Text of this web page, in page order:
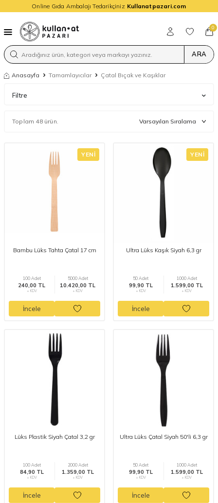
Online Gıda Ambalajı Tedarikçiniz Kullanatpazari.com
ARA
0
Anasayfa Tamamlayıcılar Çatal Bıçak ve Kaşıklar
Filtre
Toplam 48 ürün.
YENI
Bambu Lüks Tahta Çatal 17 cm
100 Adet
240,00 TL
+ KDV
5000 Adet
10.420,00 TL
+ KDV
İncele
YENI
Ultra Lüks Kaşık Siyah 6,3 gr
50 Adet
99,90 TL
+ KDV
1000 Adet
1.599,00 TL
+ KDV
İncele
Lüks Plastik Siyah Çatal 3,2 gr
100 Adet
84,90 TL
+ KDV
2000 Adet
1.359,00 TL
+ KDV
İncele
Ultra Lüks Çatal Siyah 50'li 6,3 gr
50 Adet
99,90 TL
+ KDV
1000 Adet
1.599,00 TL
+ KDV
İncele